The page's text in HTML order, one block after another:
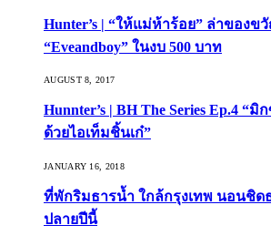
Hunter’s | “ให้แม่ห้าร้อย” ล่าของข
“Eveandboy” ในงบ 500 บาท
AUGUST 8, 2017
Hunnter’s | BH The Series Ep.4
ด้วยไอเท็มชิ้นเก๋”
JANUARY 16, 2018
ที่พักริมธารน้ำ ใกล้กรุงเทพ นอนชิด
ปลายปีนี้